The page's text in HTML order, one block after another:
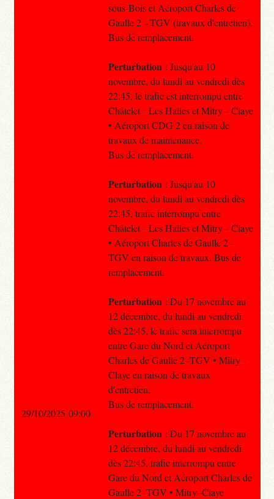
sous-Bois et Aéroport Charles de
Gaulle 2 – TGV (travaux d'entretien).
Bus de remplacement.
Perturbation : Jusqu'au 10
novembre, du lundi au vendredi dès
22:45, le trafic est interrompu entre
Châtelet – Les Halles et Mitry – Claye
• Aéroport CDG 2 en raison de
travaux de maintenance.
Bus de remplacement.
Perturbation : Jusqu'au 10
novembre, du lundi au vendredi dès
22:45, trafic interrompu entre
Châtelet – Les Halles et Mitry – Claye
• Aéroport Charles de Gaulle 2 –
TGV en raison de travaux. Bus de
remplacement.
Perturbation : Du 17 novembre au
12 décembre, du lundi au vendredi
dès 22:45, le trafic sera interrompu
entre Gare du Nord et Aéroport
Charles de Gaulle 2–TGV • Mitry–
Claye en raison de travaux
d'entretien.
Bus de remplacement.
Perturbation : Du 17 novembre au
12 décembre, du lundi au vendredi
dès 22:45, trafic interrompu entre
Gare du Nord et Aéroport Charles de
Gaulle 2–TGV • Mitry–Claye
29/10/2025 09:00